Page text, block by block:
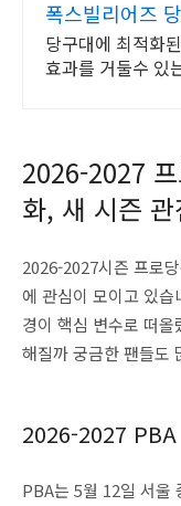
폭스빌리어즈
당구대에 최적화
효과를 거둘수 있
2026-2027
화, 새 시즌
2026-2027시즌 프로
에 관심이 모이고 있
경이 핵심 변수로 떠
해질까 궁금한 팬들도
2026-2027 PBA
PBA는 5월 12일 서울